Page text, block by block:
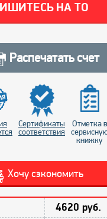
НА ТО
Распечатать счет
Сертификаты
соответствия
Отметка в
книжку
Хочу сэкономить
4620 руб.